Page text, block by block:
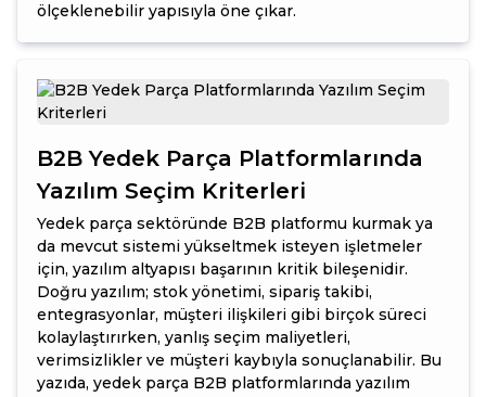
ölçeklenebilir yapısıyla öne çıkar.
B2B Yedek Parça Platformlarında
Yazılım Seçim Kriterleri
Yedek parça sektöründe B2B platformu kurmak ya
da mevcut sistemi yükseltmek isteyen işletmeler
için, yazılım altyapısı başarının kritik bileşenidir.
Doğru yazılım; stok yönetimi, sipariş takibi,
entegrasyonlar, müşteri ilişkileri gibi birçok süreci
kolaylaştırırken, yanlış seçim maliyetleri,
verimsizlikler ve müşteri kaybıyla sonuçlanabilir. Bu
yazıda, yedek parça B2B platformlarında yazılım